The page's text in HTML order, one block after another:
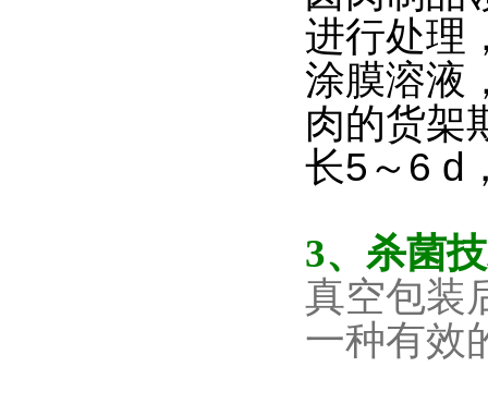
进行处理
涂膜溶液
肉的货架
长5～6 d
3、杀菌
真空包装
一种有效